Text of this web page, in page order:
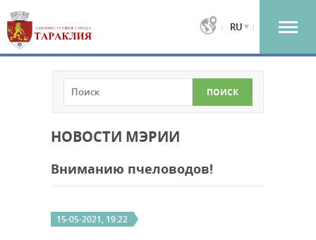
RU
НОВОСТИ МЭРИИ
Вниманию пчеловодов!
15-05-2021, 19:22